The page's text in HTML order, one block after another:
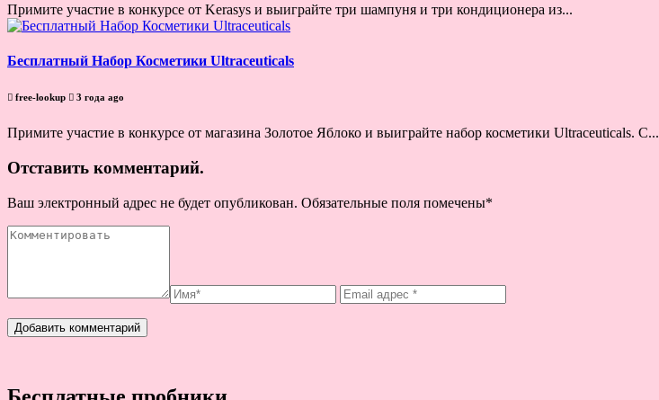
Примите участие в конкурсе от Kerasys и выиграйте три шампуня и три кондиционера из...
Бесплатный Набор Косметики Ultraceuticals
free-lookup 3 года ago
Примите участие в конкурсе от магазина Золотое Яблоко и выиграйте набор косметики Ultraceuticals. С...
Отставить комментарий.
Ваш электронный адрес не будет опубликован. Обязательные поля помечены*